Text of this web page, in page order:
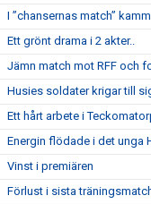
I ”chansernas match”
Ett grönt drama i 2 akter..
Jämn match mot RFF och
Husies soldater krigar till
Ett hårt arbete i
Energin flödade i det unga
Vinst i premiären
Förlust i sista